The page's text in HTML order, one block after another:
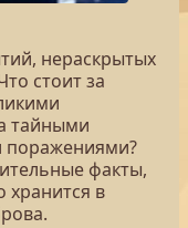
нераскрытых
стоит за
тайными
поражениями?
факты,
хранится в